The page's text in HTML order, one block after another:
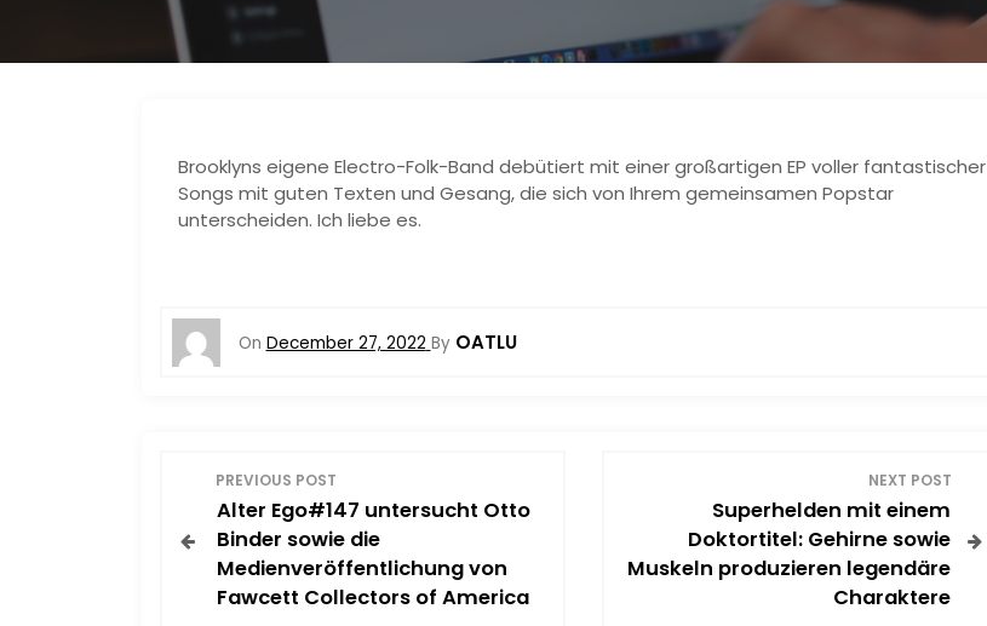
Brooklyns eigene Electro-Folk-Band debütiert mit einer großartigen EP voller fantastischer
Songs mit guten Texten und Gesang, die sich von Ihrem gemeinsamen Popstar
unterscheiden. Ich liebe es.
On December 27, 2022 By OATLU
o
PREVIOUS POST
Alter Ego#147 untersucht Otto
Binder sowie die
Medienveröffentlichung von
Fawcett Collectors of America
NEXT POST
Superhelden mit einem
Doktortitel: Gehirne sowie
Muskeln produzieren legendäre
Charaktere